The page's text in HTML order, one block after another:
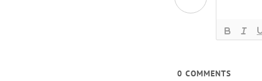
0 COMMENTS